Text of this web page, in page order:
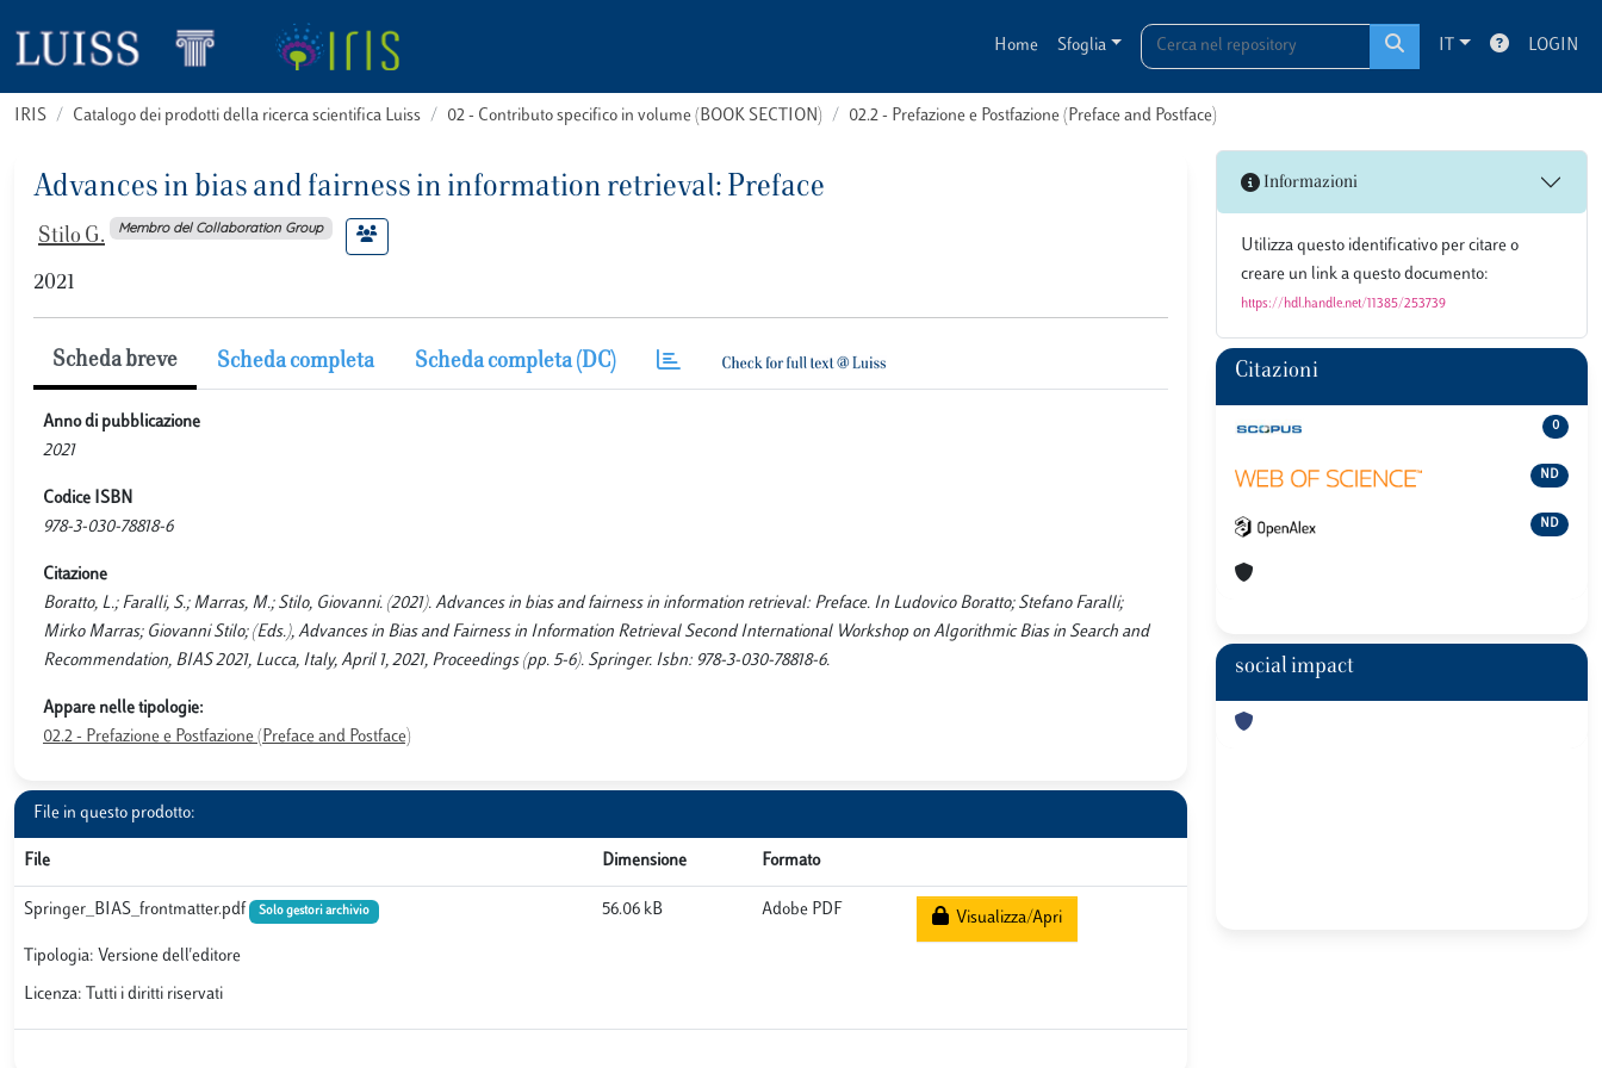
Home Sfoglia IT LOGIN
IRIS Catalogo dei prodotti della ricerca scientifica Luiss 02 - Contributo specifico in volume (BOOK SECTION) 02.2 - Prefazione e Postfazione (Preface and Postface)
Advances in bias and fairness in information retrieval: Preface
Stilo G. Membro del Collaboration Group
2021
Scheda breve Scheda completa Scheda completa (DC)
Anno di pubblicazione
2021
Codice ISBN
978-3-030-78818-6
Citazione
Boratto, L.; Faralli, S.; Marras, M.; Stilo, Giovanni. (2021). Advances in bias and fairness in information retrieval: Preface. In Ludovico Boratto; Stefano Faralli;
Mirko Marras; Giovanni Stilo; (Eds.), Advances in Bias and Fairness in Information Retrieval Second International Workshop on Algorithmic Bias in Search and
Recommendation, BIAS 2021, Lucca, Italy, April 1, 2021, Proceedings (pp. 5-6). Springer. Isbn: 978-3-030-78818-6.
Appare nelle tipologie:
02.2 - Prefazione e Postfazione (Preface and Postface)
File in questo prodotto:
File Dimensione Formato
Springer_BIAS_frontmatter.pdf Solo gestori archivio
Tipologia: Versione dell'editore
Licenza: Tutti i diritti riservati
56.06 kB Adobe PDF Visualizza/Apri
Informazioni
Utilizza questo identificativo per citare o
creare un link a questo documento:
https://hdl.handle.net/11385/253739
Citazioni
0
ND
ND
social impact